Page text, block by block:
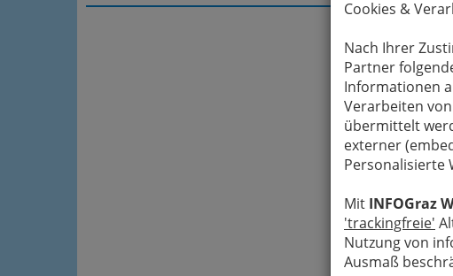
Cookies &
Nach Ihrer
Partner
Informationen
Verarbeiten
übermittelt
externer
Personalisierte
Mit INFOGraz
'trackingfreie'
Nutzung von
Ausmaß